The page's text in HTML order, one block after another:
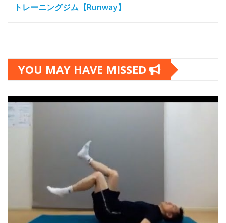
トレーニングジム【Runway】
YOU MAY HAVE MISSED